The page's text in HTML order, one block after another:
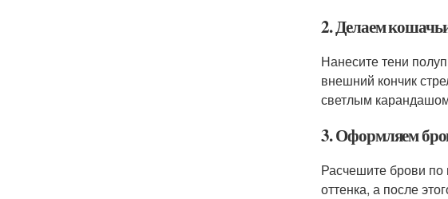
2. Делаем
Нанесите тени
внешний кончик
светлым
3. Оформляем
Расчешите брови по
оттенка, а после